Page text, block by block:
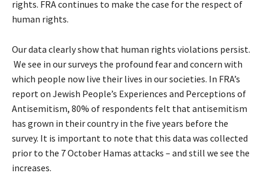
rights. FRA continues to make the case for the respect of
human rights.
Our data clearly show that human rights violations persist.
We see in our surveys the profound fear and concern with
which people now live their lives in our societies. In FRA’s
report on Jewish People’s Experiences and Perceptions of
Antisemitism, 80% of respondents felt that antisemitism
has grown in their country in the five years before the
survey. It is important to note that this data was collected
prior to the 7 October Hamas attacks – and still we see the
increases.